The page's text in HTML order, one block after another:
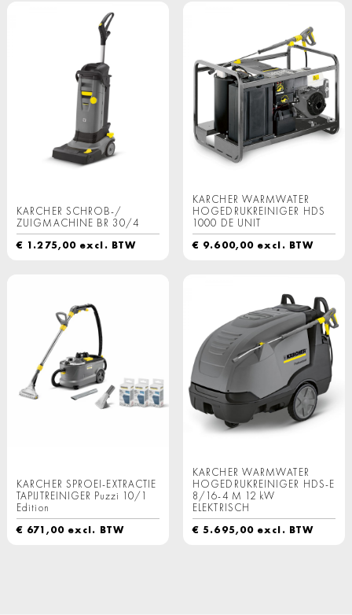
KARCHER SCHROB-/
ZUIGMACHINE BR 30/4
€ 1.275,00 excl. BTW
KARCHER WARMWATER
HOGEDRUKREINIGER HDS
1000 DE UNIT
€ 9.600,00 excl. BTW
KARCHER SPROEI-EXTRACTIE
TAPIJTREINIGER Puzzi 10/1
Edition
€ 671,00excl. BTW
KARCHER WARMWATER
HOGEDRUKREINIGER HDS-E
8/16-4 M 12 kW
ELEKTRISCH
€ 5.695,00 excl. BTW